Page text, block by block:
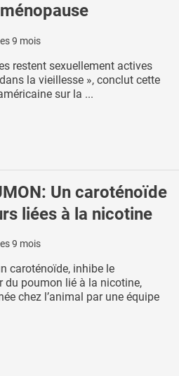
9 mois
restent sexuellement actives
la vieillesse », conclut cette
sur la ...
Un caroténoïde
liées à la nicotine
9 mois
caroténoïde, inhibe le
du poumon lié à la nicotine,
chez l’animal par une équipe